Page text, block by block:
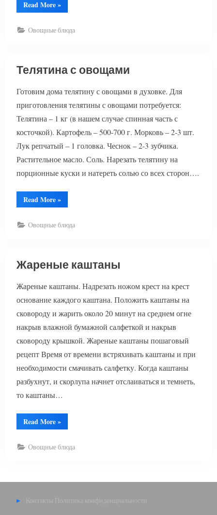
Read More“Говядина
с
»
Овощные блюда
Телятина с овощами
Готовим дома телятину с овощами в духовке. Для
приготовления телятины с овощами потребуется:
Телятина – 1 кг (в нашем случае спинная часть с
косточкой). Картофель – 500-700 г. Морковь – 2-3 шт.
Лук репчатый – 1 головка. Чеснок – 2-3 зубчика.
Растительное масло. Соль. Нарезать телятину на
порционные куски и натереть солью со всех сторон….
Read More“Телятина
с
»
Овощные блюда
Жареные каштаны
Жареные каштаны. Надрезать ножом крест на крест
основание каждого каштана. Положить каштаны на
сковороду и жарить около 20 минут на среднем огне
накрыв влажной бумажной салфеткой и накрыв
сковороду крышкой. Жареные каштаны пошаговый
рецепт Время от времени встряхивать каштаны и при
необходимости смачивать салфетку. Когда каштаны
разбухнут, и скорлупа начнет отслаиваться и темнеть,
то каштаны…
Read More“Жареные
каштаны”
»
Овощные блюда
Контакты Политика конфиденциальности